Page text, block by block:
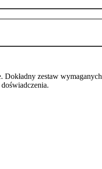
Dokładny zestaw wymaganych